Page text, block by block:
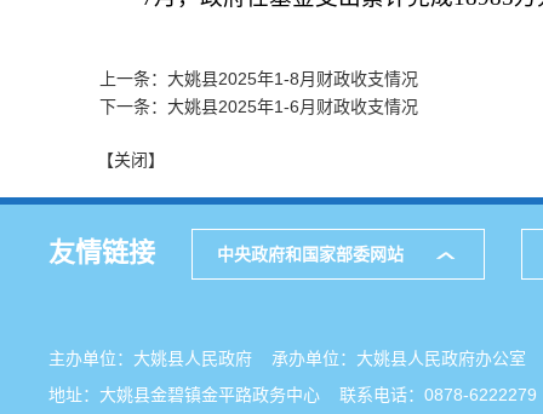
上一条：大姚县2025年1-8月财政收支情况
下一条：大姚县2025年1-6月财政收支情况
【关闭】
友情链接 中央政府和国家部委网站
主办单位：大姚县人民政府 承办单位：大姚县人民政府办公
地址：大姚县金碧镇金平路政务中心 联系电话：0878-6222279